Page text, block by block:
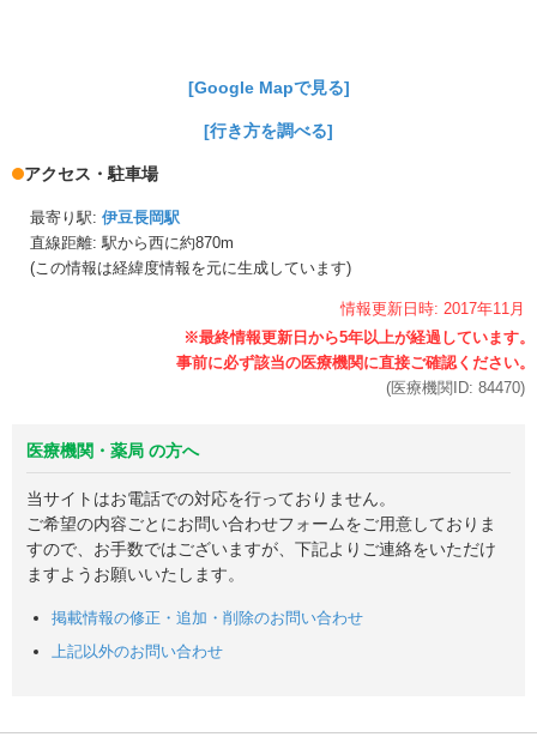
[Google Mapで見る]
[行き方を調べる]
アクセス・駐車場
最寄り駅: 伊豆長岡駅
直線距離: 駅から西に約870m
(この情報は経緯度情報を元に生成しています)
情報更新日時: 2017年11月
(医療機関ID: 84470)
医療機関・薬局 の方へ
当サイトはお電話での対応を行っておりません。
ご希望の内容ごとにお問い合わせフォームをご用意しておりま
すので、お手数ではございますが、下記よりご連絡をいただけ
ますようお願いいたします。
掲載情報の修正・追加・削除のお問い合わせ
上記以外のお問い合わせ